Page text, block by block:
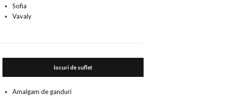
Sofia
Vavaly
locuri de suflet
Amalgam de ganduri